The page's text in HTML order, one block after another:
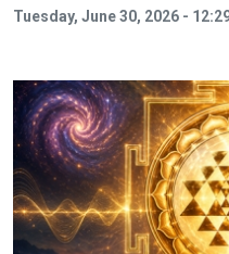
Tuesday, June 30, 2026 - 12:29